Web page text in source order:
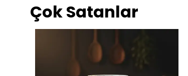
Çok Satanlar